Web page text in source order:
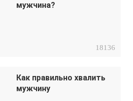
мужчина?
18136
Как правильно хвалить
мужчину